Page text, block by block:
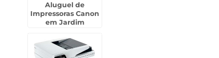
Aluguel de
Impressoras Canon
em Jardim
Guarulhos